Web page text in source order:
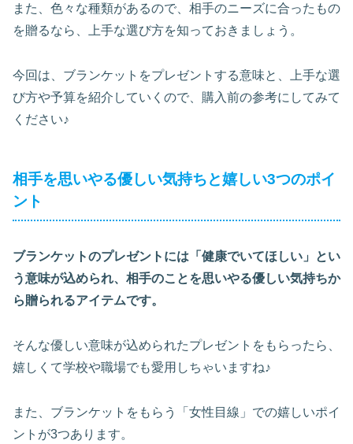
また、色々な種類があるので、相手のニーズに合ったもの
を贈るなら、上手な選び方を知っておきましょう。
今回は、ブランケットをプレゼントする意味と、上手な選
び方や予算を紹介していくので、購入前の参考にしてみて
ください♪
相手を思いやる優しい気持ちと嬉しい3つのポイ
ント
ブランケットのプレゼントには「健康でいてほしい」とい
う意味が込められ、相手のことを思いやる優しい気持ちか
ら贈られるアイテムです。
そんな優しい意味が込められたプレゼントをもらったら、
嬉しくて学校や職場でも愛用しちゃいますね♪
また、ブランケットをもらう「女性目線」での嬉しいポイ
ントが3つあります。